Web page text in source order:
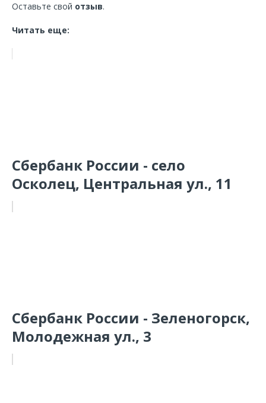
Оставьте свой отзыв.
Читать еще:
Сбербанк России - село
Осколец, Центральная ул., 11
Сбербанк России - Зеленогорск,
Молодежная ул., 3